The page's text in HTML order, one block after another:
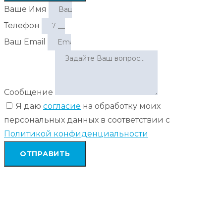
Ваше Имя
Телефон
Ваш Email
Сообщение
Я даю согласие на обработку моих
персональных данных в соответствии с
Политикой конфиденциальности
ОТПРАВИТЬ